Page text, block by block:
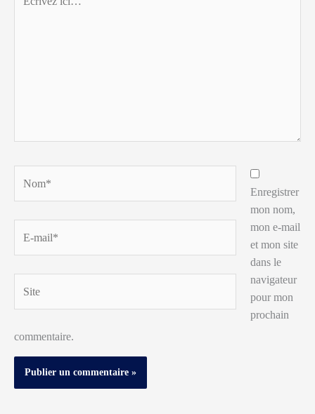
ici…
mail*
Enregistrer
mon nom,
mon e-mail
et mon site
dans le
navigateur
pour mon
prochain
commentaire.